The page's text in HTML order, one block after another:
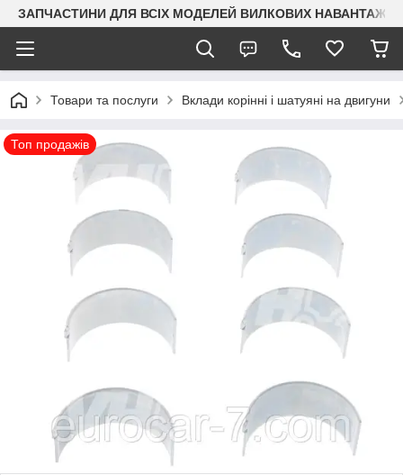
ЗАПЧАСТИНИ ДЛЯ ВСІХ МОДЕЛЕЙ ВИЛКОВИХ
Товари та послуги Вклади корінні і шатуяні на двигуни
Топ продажів